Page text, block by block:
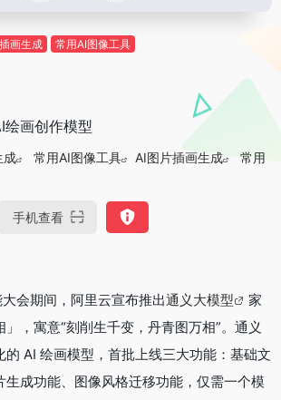
画生成 常用AI图像工具
绘画创作模型
成 常用AI图像工具 AI图片插画生成
常用
手机查看
会期间，阿里云宣布推出通义大模型
家
，寓意“刻削生千变，丹青图万相”。通义
的 AI 绘画模型，首批上线三大功能：基础文
生成功能、图像风格迁移功能，仅需一个模